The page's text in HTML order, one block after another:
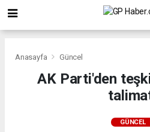
Anasayfa Güncel
AK Parti'den
GÜNCEL